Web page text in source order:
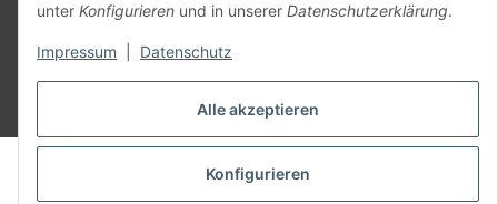
Alle akzeptieren
Konfigurieren
unter Konfigurieren und in unserer Datenschutzerklärung.
Impressum Datenschutz
* Alle Preise inkl. gesetzlicher USt., zzgl.Versand
© voltmaster.de
Powered byJTL-Shop